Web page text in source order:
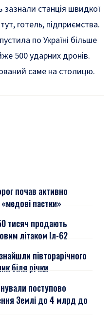
станція швидкої
готель, підприємства.
по Україні більше
500 ударних дронів.
саме на столицю.
почав активно
пастки»
тисяч продають
літаком Іл-62
півторарічного
біля річки
поступово
Землі до 4 млрд до